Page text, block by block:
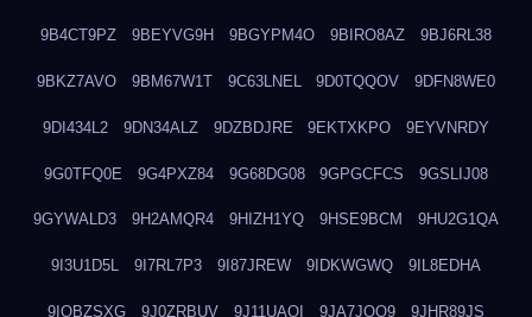
9B4CT9PZ 9BEYVG9H 9BGYPM4O 9BIRO8AZ 9BJ6RL38
9BKZ7AVO 9BM67W1T 9C63LNEL 9D0TQQOV 9DFN8WE0
9DI434L2 9DN34ALZ 9DZBDJRE 9EKTXKPO 9EYVNRDY
9G0TFQ0E 9G4PXZ84 9G68DG08 9GPGCFCS 9GSLIJ08
9GYWALD3 9H2AMQR4 9HIZH1YQ 9HSE9BCM 9HU2G1QA
9I3U1D5L 9I7RL7P3 9I87JREW 9IDKWGWQ 9IL8EDHA
9IQBZSXG 9J0ZRBUV 9J11UAOI 9JA7JOQ9 9JHR89JS